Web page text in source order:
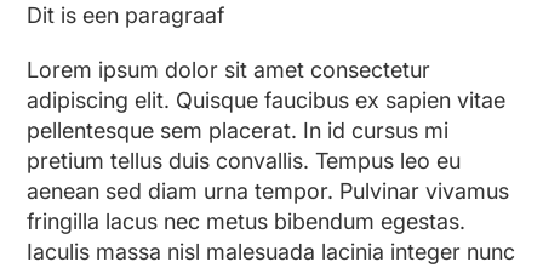
Dit is een paragraaf
Lorem ipsum dolor sit amet consectetur
adipiscing elit. Quisque faucibus ex sapien vitae
pellentesque sem placerat. In id cursus mi
pretium tellus duis convallis. Tempus leo eu
aenean sed diam urna tempor. Pulvinar vivamus
fringilla lacus nec metus bibendum egestas.
Iaculis massa nisl malesuada lacinia integer nunc